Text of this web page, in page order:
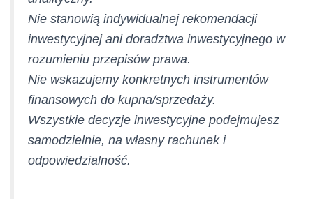
Nie stanowią indywidualnej rekomendacji
inwestycyjnej ani doradztwa inwestycyjnego w
rozumieniu przepisów prawa.
Nie wskazujemy konkretnych instrumentów
finansowych do kupna/sprzedaży.
Wszystkie decyzje inwestycyjne podejmujesz
samodzielnie, na własny rachunek i
odpowiedzialność.